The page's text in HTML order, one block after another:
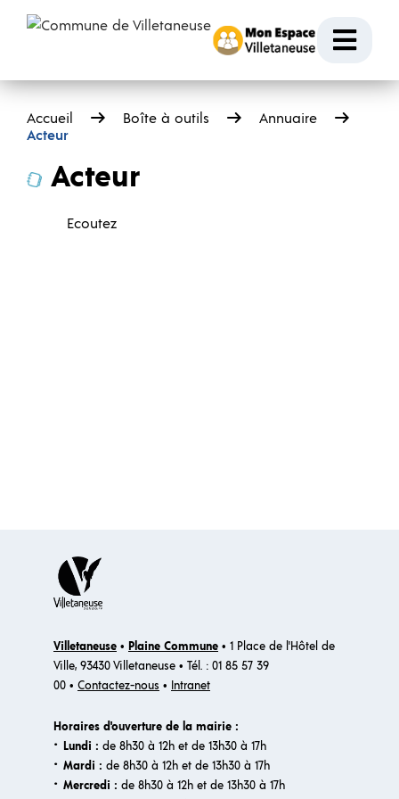
Accueil Boîte à outils
Annuaire
Acteur
Acteur
Ecoutez
Villetaneuse • Plaine Commune • 1 Place de l'Hôtel de
Ville, 93430 Villetaneuse • Tél. : 01 85 57 39
00 • Contactez-nous • Intranet
Horaires d'ouverture de la mairie :
· Lundi : de 8h30 à 12h et de 13h30 à 17h
· Mardi : de 8h30 à 12h et de 13h30 à 17h
· Mercredi : de 8h30 à 12h et de 13h30 à 17h